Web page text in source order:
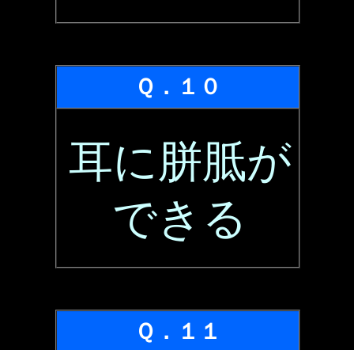
Ｑ．１０
耳に胼胝が
できる
Ｑ．１１